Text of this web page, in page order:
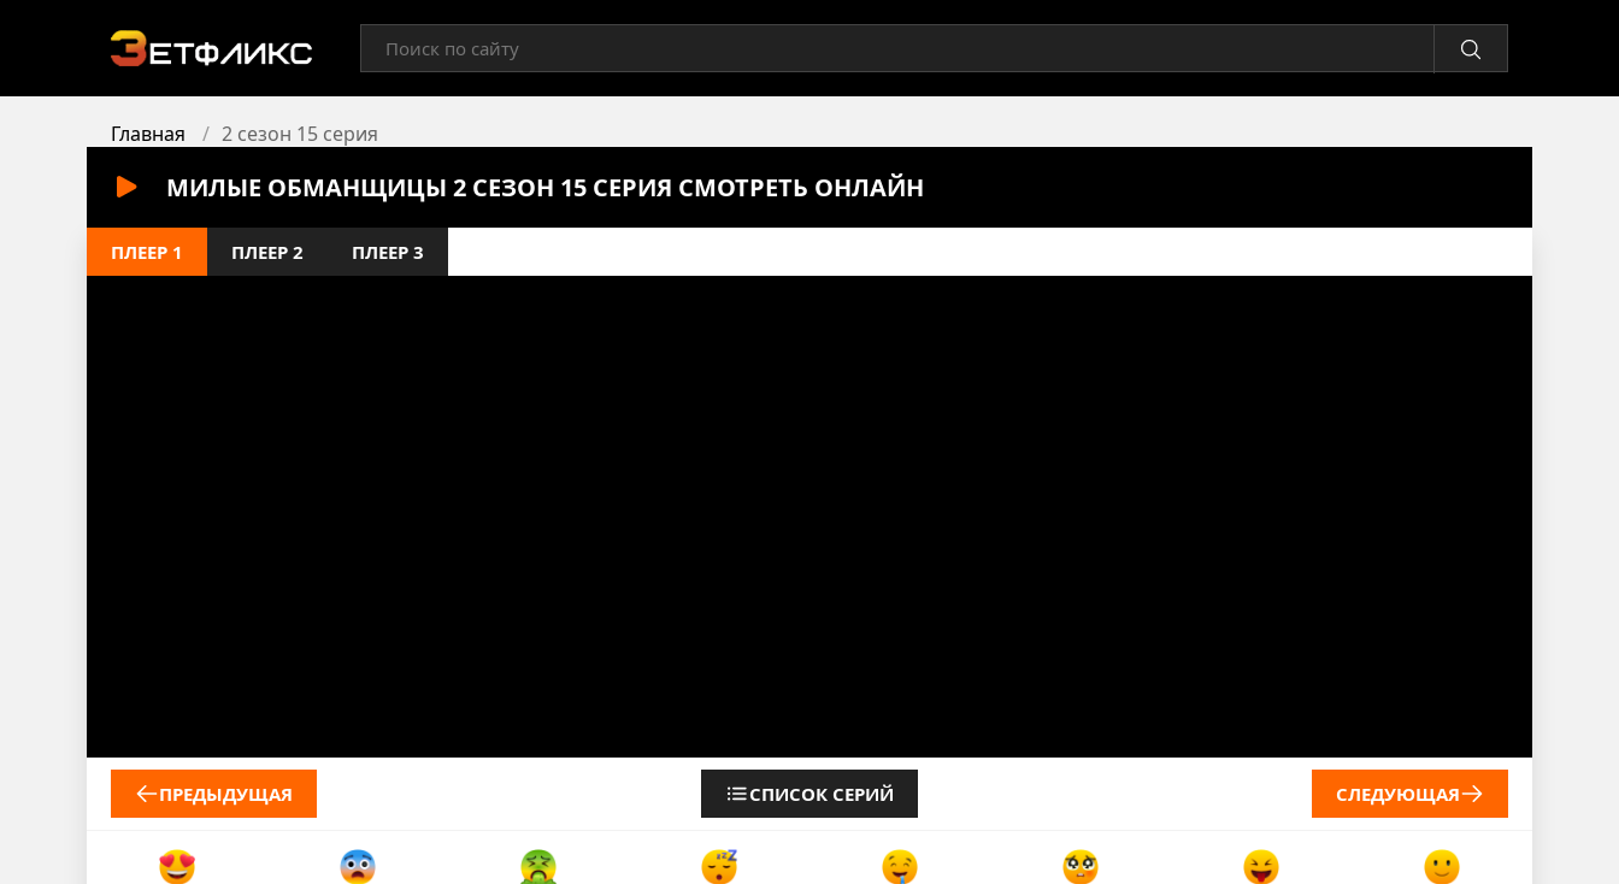
Главная 2 сезон 15 серия
МИЛЫЕ ОБМАНЩИЦЫ 2 СЕЗОН 15 СЕРИЯ СМОТРЕТЬ ОНЛАЙН
ПЛЕЕР 1 ПЛЕЕР 2 ПЛЕЕР 3
ПРЕДЫДУЩАЯ СПИСОК СЕРИЙ СЛЕДУЮЩАЯ